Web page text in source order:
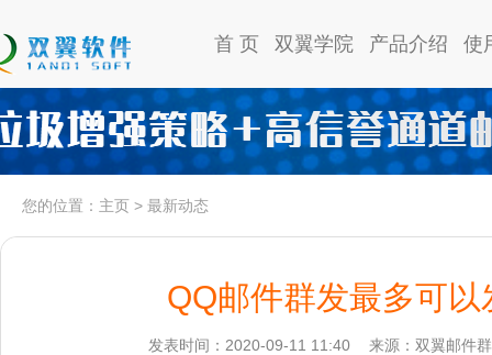
首 页 双翼学院 产品介绍 使
您的位置： 主页 > 最新动态
QQ邮件群发最多可以
发表时间：2020-09-11 11:40 来源：双翼邮件